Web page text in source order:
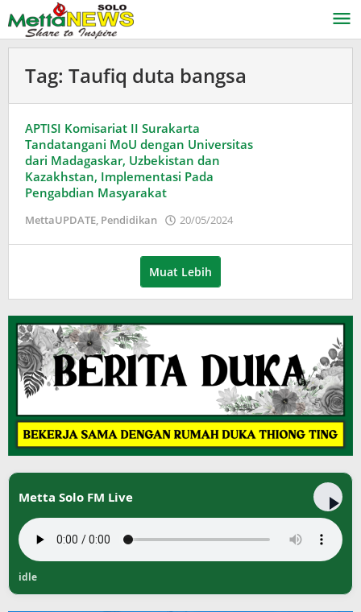
ke
konten
Tag: Taufiq duta bangsa
APTISI Komisariat II Surakarta
Tandatangani MoU dengan Universitas
dari Madagaskar, Uzbekistan dan
Kazakhstan, Implementasi Pada
Pengabdian Masyarakat
MettaUPDATE, Pendidikan 20/05/2024
Muat Lebih
Metta Solo FM Live
idle